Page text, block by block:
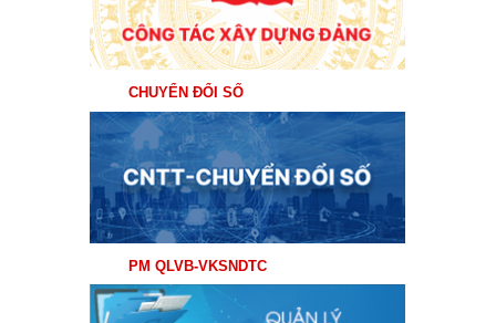
CHUYỂN ĐỔI SỐ
PM QLVB-VKSNDTC